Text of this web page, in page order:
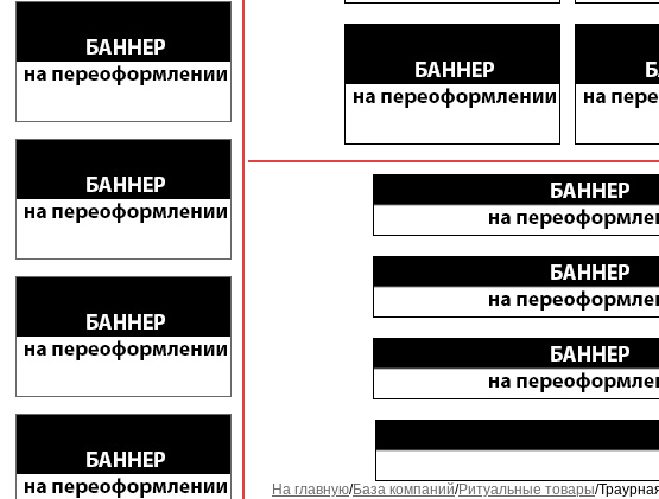
На главную/База компаний/Ритуальные товары/